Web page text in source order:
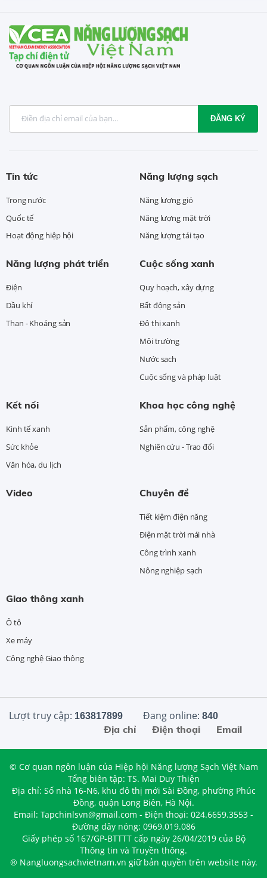
ĐĂNG KÝ
Tin tức
Trong nước
Quốc tế
Hoạt động hiệp hội
Năng lượng sạch
Năng lượng gió
Năng lượng mặt trời
Năng lượng tái tạo
Năng lượng phát triển
Điện
Dầu khí
Than - Khoáng sản
Cuộc sống xanh
Quy hoạch, xây dựng
Bất động sản
Đô thị xanh
Môi trường
Nước sạch
Cuộc sống và pháp luật
Kết nối
Kinh tế xanh
Sức khỏe
Văn hóa, du lịch
Khoa học công nghệ
Sản phẩm, công nghệ
Nghiên cứu - Trao đổi
Video Chuyên đề
Tiết kiệm điện năng
Điện mặt trời mái nhà
Công trình xanh
Nông nghiệp sạch
Giao thông xanh
Ô tô
Xe máy
Công nghệ Giao thông
Lượt truy cập: 163817899 Đang online: 840
Email
Điện thoại
Địa chỉ
© Cơ quan ngôn luận của Hiệp hội Năng lượng Sạch Việt Nam
Tổng biên tập: TS. Mai Duy Thiện
Địa chỉ: Số nhà 16-N6, khu đô thị mới Sài Đồng, phường Phúc
Đồng, quận Long Biên, Hà Nội.
Email: Tapchinlsvn@gmail.com - Điện thoại: 024.6659.3553 -
Đường dây nóng: 0969.019.086
Giấy phép số 167/GP-BTTTT cấp ngày 26/04/2019 của Bộ
Thông tin và Truyền thông.
® Nangluongsachvietnam.vn giữ bản quyền trên website này.